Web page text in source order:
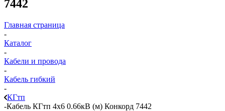
7442
Главная страница
-
Каталог
-
Кабели и провода
-
Кабель гибкий
-
КГтп
-Кабель КГтп 4х6 0.66кВ (м) Конкорд 7442